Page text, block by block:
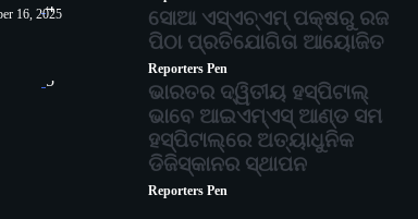
16, 2025
4
ସୋଆ ଏସ୍‌ଏଚ୍‌ଏମ୍ ପକ୍ଷରୁ ରଜ
ପିଠା ପ୍ରତିଯୋଗିତା ଆୟୋଜିତ
Reporters Pen
5
ଭାରତର ଦ୍ୱିତୀୟ ହସ୍ପିଟାଲ୍
ଭାବେ ଆଇଏମ୍‌ଏସ୍ ଆଣ୍ଡ ସମ
ହସ୍ପିଟାଲ୍‌ରେ ଅତ୍ୟାଧୁନିକ
ଡିଜିସ୍କାନର ସ୍ଥାପନ
Reporters Pen